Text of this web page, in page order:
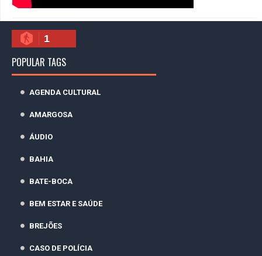
1
POPULAR TAGS
AGENDA CULTURAL
AMARGOSA
ÁUDIO
BAHIA
BATE-BOCA
BEM ESTAR E SAÚDE
BREJÕES
CASO DE POLÍCIA